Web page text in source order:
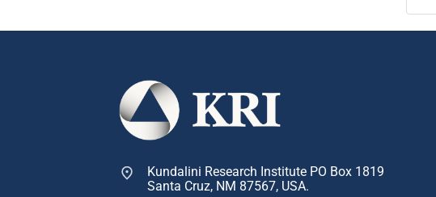
Kundalini Research Institute PO Box 1819
Santa Cruz, NM 87567, USA.